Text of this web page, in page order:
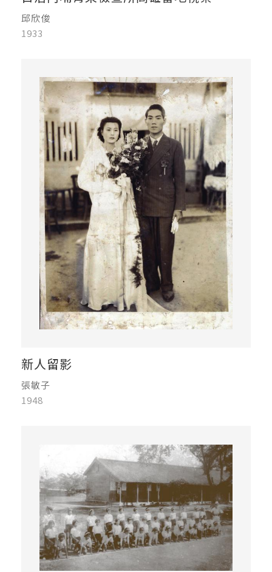
邱欣俊
1933
新人留影
張敏子
1948